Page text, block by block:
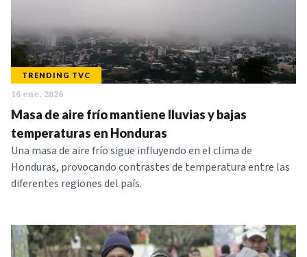
TRENDING TVC
16 ene. 2026
Masa de aire frío mantiene lluvias y bajas
temperaturas en Honduras
Una masa de aire frío sigue influyendo en el clima de
Honduras, provocando contrastes de temperatura entre las
diferentes regiones del país.